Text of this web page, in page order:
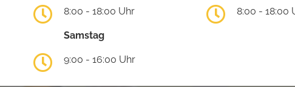
8:00 - 18:00 Uhr
Samstag
9:00 - 16:00 Uhr
8:00 - 18:00